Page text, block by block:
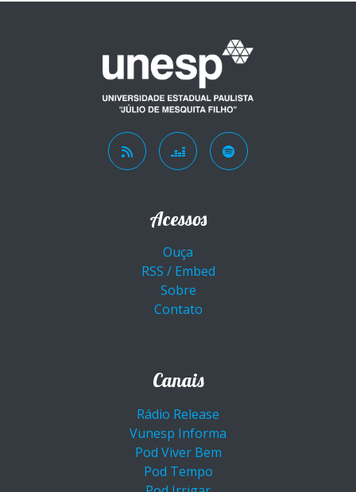
Acessos
Ouça
RSS / Embed
Sobre
Contato
Canais
Rádio Release
Vunesp Informa
Pod Viver Bem
Pod Tempo